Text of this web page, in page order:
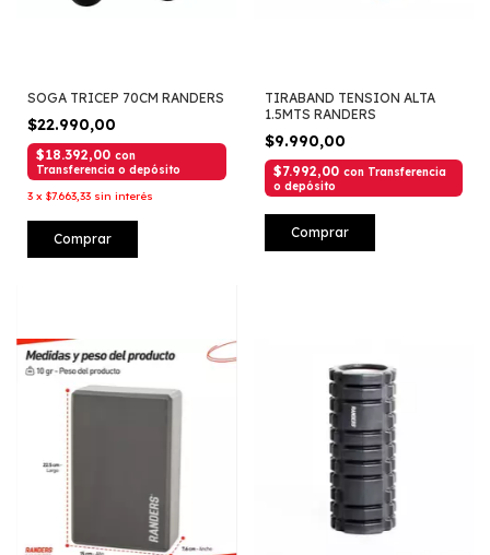
SOGA TRICEP 70CM RANDERS
$22.990,00
$18.392,00 con
Transferencia o depósito
3 x $7.663,33 sin interés
Comprar
TIRABAND TENSION ALTA
1.5MTS RANDERS
$9.990,00
$7.992,00 con Transferencia
o depósito
Comprar